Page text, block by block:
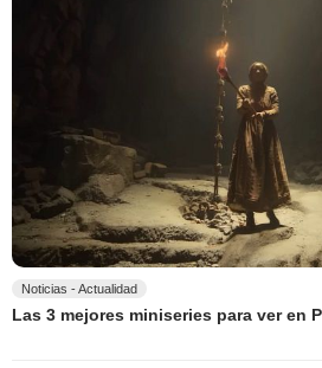
Noticias - Actualidad
Las 3 mejores miniseries para ver en